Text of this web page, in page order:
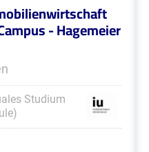
- Hagemeier
Studium